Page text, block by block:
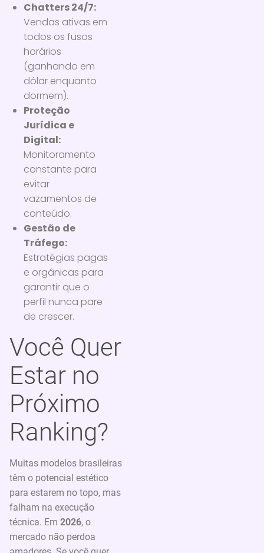
Chatters 24/7:
Vendas ativas em
todos os fusos
horários
(ganhando em
dólar enquanto
dormem).
Proteção
Jurídica e
Digital:
Monitoramento
constante para
evitar
vazamentos de
conteúdo.
Gestão de
Tráfego:
Estratégias pagas
e orgânicas para
garantir que o
perfil nunca pare
de crescer.
Você Quer
Estar no
Próximo
Ranking?
Muitas modelos brasileiras
têm o potencial estético
para estarem no topo, mas
falham na execução
técnica. Em 2026, o
mercado não perdoa